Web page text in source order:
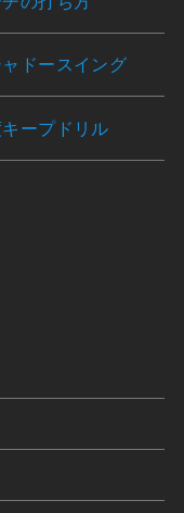
ドースイング
ープドリル